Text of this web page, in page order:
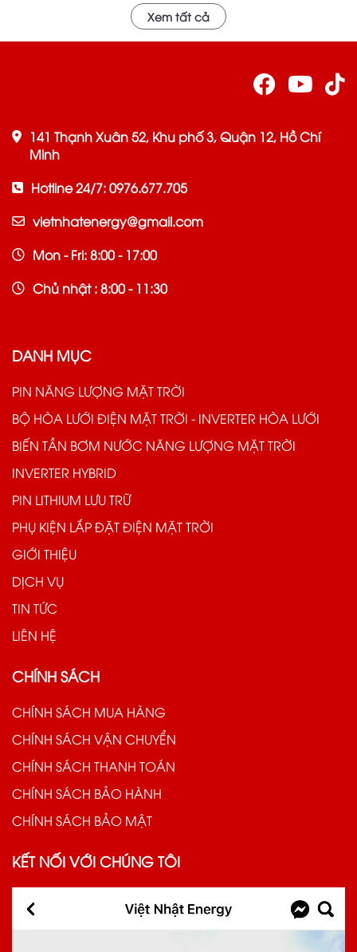
Xem tất cả
141 Thạnh Xuân 52, Khu phố 3, Quận 12, Hồ Chí
Minh
Hotline 24/7: 0976.677.705
vietnhatenergy@gmail.com
Mon - Fri: 8:00 - 17:00
Chủ nhật : 8:00 - 11:30
DANH MỤC
PIN NĂNG LƯỢNG MẶT TRỜI
BỘ HÒA LƯỚI ĐIỆN MẶT TRỜI - INVERTER HÒA LƯỚI
BIẾN TẦN BƠM NƯỚC NĂNG LƯỢNG MẶT TRỜI
INVERTER HYBRID
PIN LITHIUM LƯU TRỮ
PHỤ KIỆN LẮP ĐẶT ĐIỆN MẶT TRỜI
GIỚI THIỆU
DỊCH VỤ
TIN TỨC
LIÊN HỆ
CHÍNH SÁCH
CHÍNH SÁCH MUA HÀNG
CHÍNH SÁCH VẬN CHUYỂN
CHÍNH SÁCH THANH TOÁN
CHÍNH SÁCH BẢO HÀNH
CHÍNH SÁCH BẢO MẬT
KẾT NỐI VỚI CHÚNG TÔI